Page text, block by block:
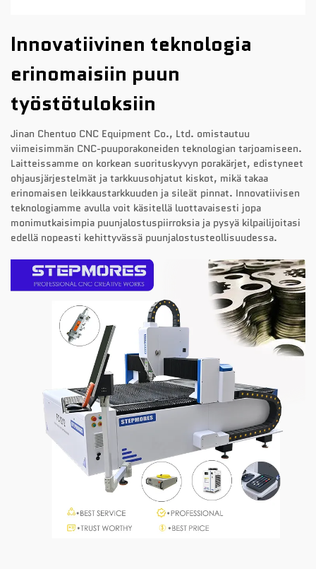
Innovatiivinen teknologia
erinomaisiin puun
työstötuloksiin
Jinan Chentuo CNC Equipment Co., Ltd. omistautuu
viimeisimmän CNC-puuporakoneiden teknologian tarjoamiseen.
Laitteissamme on korkean suorituskyvyn porakärjet, edistyneet
ohjausjärjestelmät ja tarkkuusohjatut kiskot, mikä takaa
erinomaisen leikkaustarkkuuden ja sileät pinnat. Innovatiivisen
teknologiamme avulla voit käsitellä luottavaisesti jopa
monimutkaisimpia puunjalostuspiirroksia ja pysyä kilpailijoitasi
edellä nopeasti kehittyvässä puunjalostusteollisuudessa.